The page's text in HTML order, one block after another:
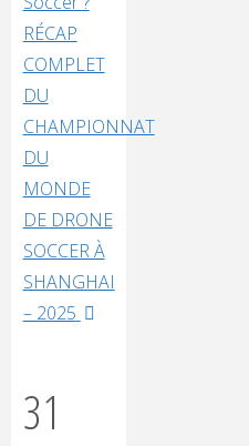
RÉCAP
COMPLET
DU
CHAMPIONNAT
DU
MONDE
DE DRONE
SOCCER À
SHANGHAI
– 2025
31